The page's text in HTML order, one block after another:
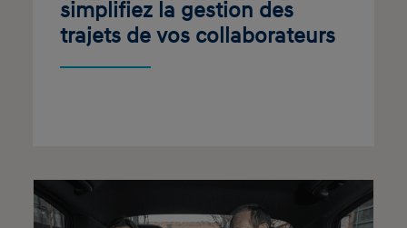
simplifiez la gestion des
trajets de vos collaborateurs